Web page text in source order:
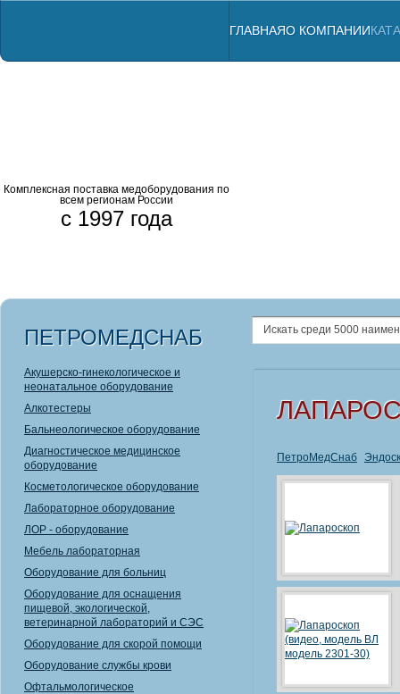
Комплексная поставка медоборудования по
всем регионам России
с 1997 года
ГЛАВНАЯО КОМПАНИИ
ПЕТРОМЕДСНАБ
Акушерско-гинекологическое и
неонатальное оборудование
Алкотестеры
Бальнеологическое оборудование
Диагностическое медицинское
оборудование
Косметологическое оборудование
Лабораторное оборудование
ЛОР - оборудование
Мебель лабораторная
Оборудование для больниц
Оборудование для оснащения
пищевой, экологической,
ветеринарной лабораторий и СЭС
Оборудование для скорой помощи
Оборудование службы крови
Офтальмологическое
ПетроМедСнаб